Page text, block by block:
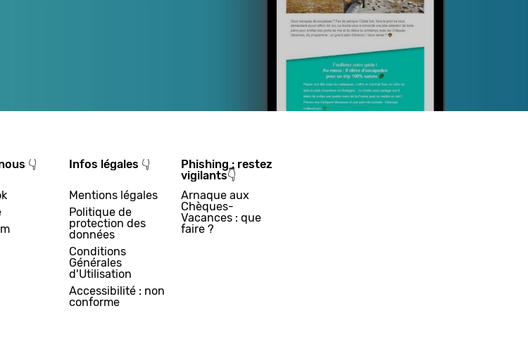
👇 Infos légales 👇
Mentions légales
Politique de
protection des
données
Conditions
Générales
d'Utilisation
Accessibilité : non
conforme
Phishing : restez
vigilants👇
Arnaque aux
Chèques-
Vacances : que
faire ?